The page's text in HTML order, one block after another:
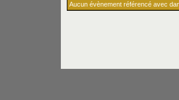
Aucun évènement référencé avec